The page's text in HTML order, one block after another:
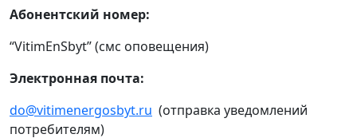
Абонентский номер:
“VitimEnSbyt” (смс оповещения)
Электронная почта:
do@vitimenergosbyt.ru (отправка уведомлений
потребителям)